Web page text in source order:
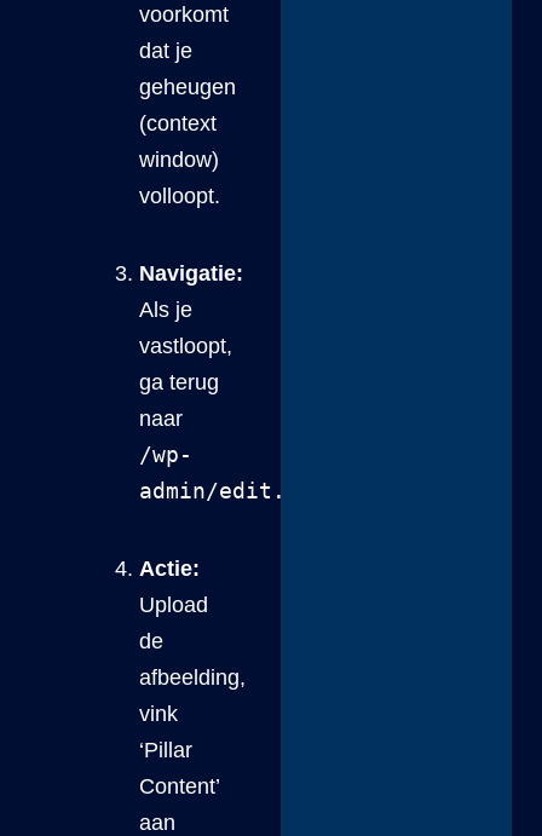
voorkomt
dat je
geheugen
(context
window)
volloopt.
Navigatie:
Als je
vastloopt,
ga terug
naar
/wp-
admin/edit.php
Actie:
Upload
de
afbeelding,
vink
‘Pillar
Content’
aan